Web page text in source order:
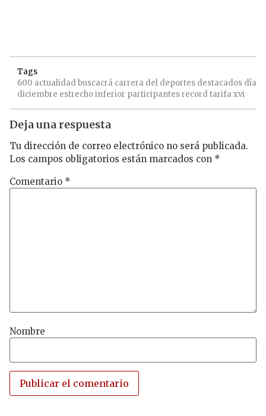
Tags
600 actualidad buscacrá carrera del deportes destacados día
diciembre estrechoinferior participantesrecord tarifa xvi
Deja una respuesta
Tu dirección de correo electrónico no será publicada.
Los campos obligatorios están marcados con *
Comentario *
Nombre